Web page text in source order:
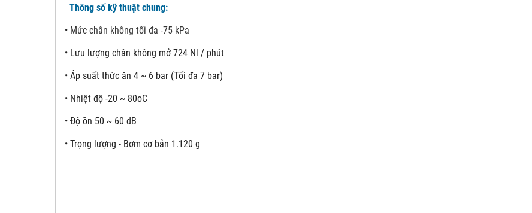
Thông số kỹ thuật chung:
• Mức chân không tối đa -75 kPa
• Lưu lượng chân không mở 724 Nl / phút
• Áp suất thức ăn 4 ~ 6 bar (Tối đa 7 bar)
• Nhiệt độ -20 ~ 80oC
• Độ ồn 50 ~ 60 dB
• Trọng lượng - Bơm cơ bản 1.120 g